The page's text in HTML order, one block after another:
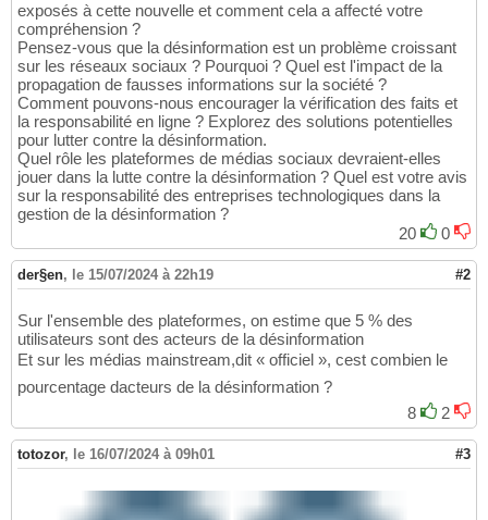
exposés à cette nouvelle et comment cela a affecté votre
compréhension ?
Pensez-vous que la désinformation est un problème croissant
sur les réseaux sociaux ? Pourquoi ? Quel est l'impact de la
propagation de fausses informations sur la société ?
Comment pouvons-nous encourager la vérification des faits et
la responsabilité en ligne ? Explorez des solutions potentielles
pour lutter contre la désinformation.
Quel rôle les plateformes de médias sociaux devraient-elles
jouer dans la lutte contre la désinformation ? Quel est votre avis
sur la responsabilité des entreprises technologiques dans la
gestion de la désinformation ?
20
0
der§en, le 15/07/2024 à 22h19 #2
Sur l'ensemble des plateformes, on estime que 5 % des
utilisateurs sont des acteurs de la désinformation
Et sur les médias mainstream,dit « officiel », cest combien le
pourcentage dacteurs de la désinformation ?
8
2
totozor, le 16/07/2024 à 09h01 #3